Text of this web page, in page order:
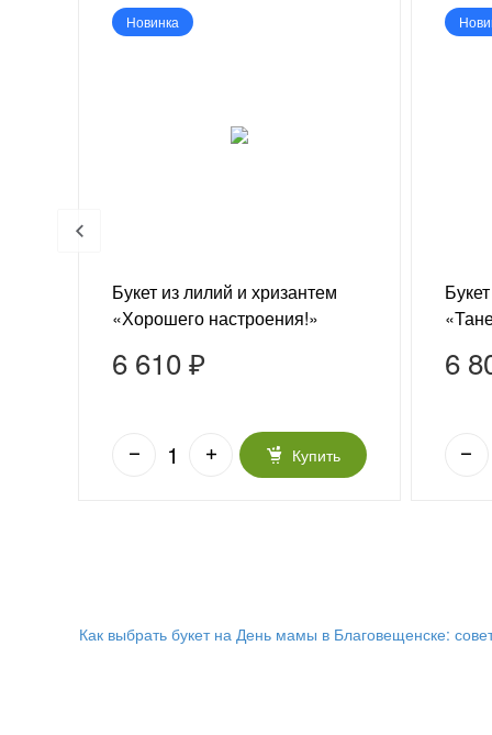
Новинка
Букет из лилий и хризантем
«Хорошего настроения!»
6 610 ₽
Купить
6
Как выбрать букет на День мамы в Благовещенске: